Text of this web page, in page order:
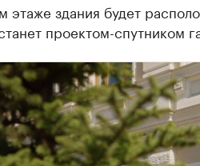
этаже здания будет
проектом-спутником